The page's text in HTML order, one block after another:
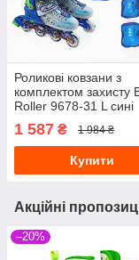
Роликові ковзани з
комплектом захисту
Roller 9678-31 L сині
розмір 39-43
1 587 ₴ 1 984 ₴
Купити
Акційні
–20%